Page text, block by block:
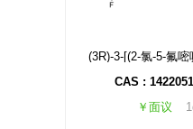
CAS :
￥面议